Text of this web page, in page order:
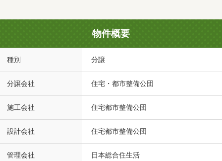
物件概要
種別 分譲
分譲会社 住宅・都市整備公団
施工会社 住宅都市整備公団
設計会社 住宅都市整備公団
管理会社 日本総合住生活